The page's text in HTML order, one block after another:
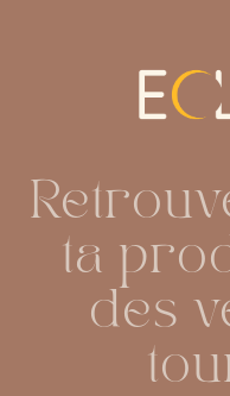
ta
des